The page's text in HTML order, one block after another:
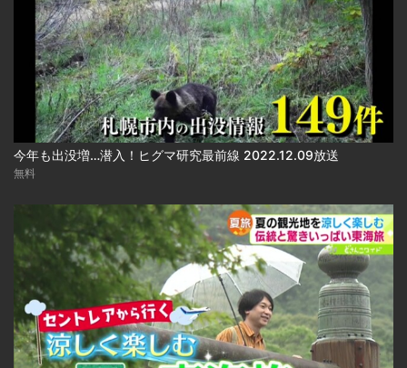
今年も出没増…潜入！ヒグマ研究最前線 2022.12.09放送
無料